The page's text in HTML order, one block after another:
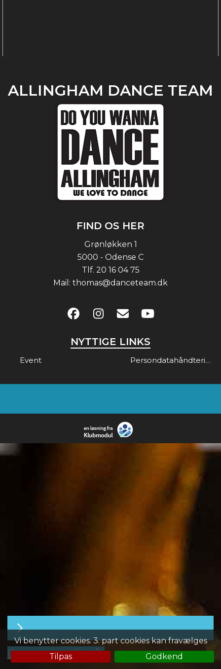
Vi benytter cookies. 3. part cookies kan fravælges
Tilpas
Godkend
ALLINGHAM DANCE TEAM
FIND OS HER
Grønløkken 1
5000 - Odense C
Tlf. 20 16 04 75
Mail: thomas@danceteam.dk
NYTTIGE LINKS
Event Persondatahåndtering & Gdpr
Opret en profil